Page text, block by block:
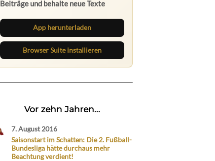
Beiträge und behalte neue Texte
App herunterladen
Browser Suite installieren
Vor zehn Jahren...
7. August 2016
Saisonstart im Schatten: Die 2. Fußball-
Bundesliga hätte durchaus mehr
Beachtung verdient!